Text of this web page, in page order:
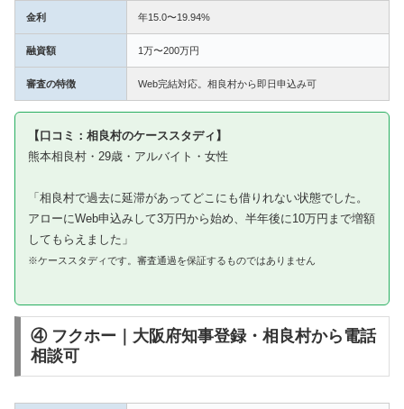
金利 年15.0〜19.94%
融資額 1万〜200万円
審査の特徴 Web完結対応。相良村から即日申込み可
【口コミ：相良村のケーススタディ】
熊本相良村・29歳・アルバイト・女性
「相良村で過去に延滞があってどこにも借りれない状態でした。
アローにWeb申込みして3万円から始め、半年後に10万円まで増額
してもらえました」
※ケーススタディです。審査通過を保証するものではありません
④ フクホー｜大阪府知事登録・相良村から電話
相談可